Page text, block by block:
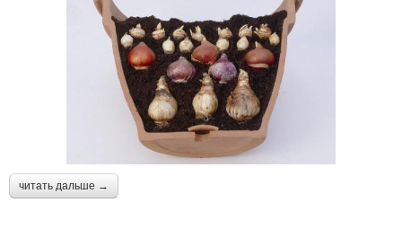
читать дальше →